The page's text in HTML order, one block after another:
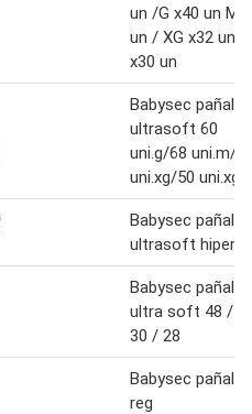
un /G x40 un M
un / XG x32 un
x30 un
Babysec pañales
ultrasoft 60
uni.g/68 uni.m/
uni.xg/50 uni.xg
Babysec pañales
ultrasoft
Babysec pañales
ultra soft 48 /
30 / 28
Babysec pañal
reg